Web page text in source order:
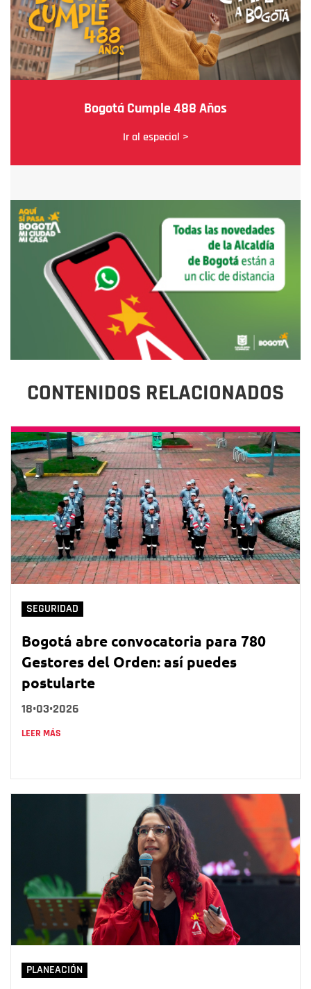
Bogotá Cumple 488 Años
Ir al especial >
CONTENIDOS RELACIONADOS
SEGURIDAD
Bogotá abre convocatoria para 780
Gestores del Orden: así puedes
postularte
18•03•2026
LEER MÁS
PLANEACIÓN